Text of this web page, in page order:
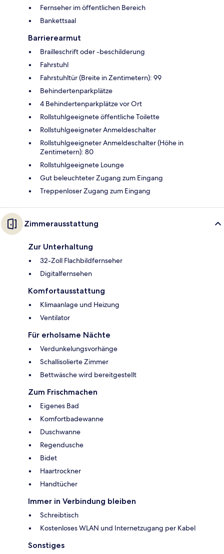
Fernseher im öffentlichen Bereich
Bankettsaal
Barrierearmut
Brailleschrift oder -beschilderung
Fahrstuhl
Fahrstuhltür (Breite in Zentimetern): 99
Behindertenparkplätze
4 Behindertenparkplätze vor Ort
Rollstuhlgeeignete öffentliche Toilette
Rollstuhlgeeigneter Anmeldeschalter
Rollstuhlgeeigneter Anmeldeschalter (Höhe in
Zentimetern): 80
Rollstuhlgeeignete Lounge
Gut beleuchteter Zugang zum Eingang
Treppenloser Zugang zum Eingang
Zimmerausstattung
Zur Unterhaltung
32-Zoll Flachbildfernseher
Digitalfernsehen
Komfortausstattung
Klimaanlage und Heizung
Ventilator
Für erholsame Nächte
Verdunkelungsvorhänge
Schallisolierte Zimmer
Bettwäsche wird bereitgestellt
Zum Frischmachen
Eigenes Bad
Komfortbadewanne
Duschwanne
Regendusche
Bidet
Haartrockner
Handtücher
Immer in Verbindung bleiben
Schreibtisch
Kostenloses WLAN und Internetzugang per Kabel
Sonstiges